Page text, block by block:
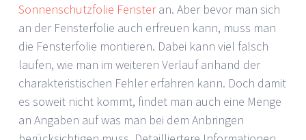
Sonnenschutzfolie Fensteran. Aber bevor man sich
an der Fensterfolie auch erfreuen kann, muss man
die Fensterfolie montieren. Dabei kann viel falsch
laufen, wie man im weiteren Verlauf anhand der
charakteristischen Fehler erfahren kann. Doch damit
es soweit nicht kommt, findet man auch eine Menge
an Angaben auf was man bei dem Anbringen